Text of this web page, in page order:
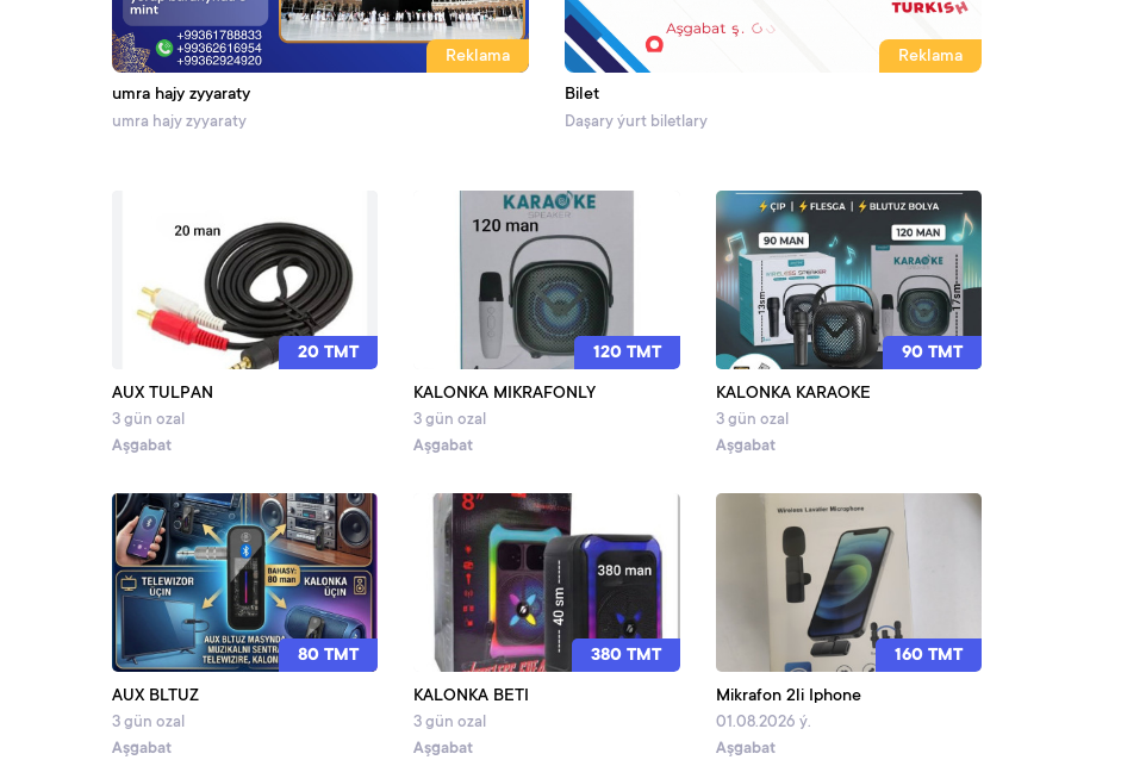
Reklama
umra hajy zyyaraty
umra hajy zyyaraty
Reklama
Bilet
Daşary ýurt biletlary
20 TMT
AUX TULPAN
3 gün ozal
Aşgabat
120 TMT
KALONKA MIKRAFONLY
3 gün ozal
Aşgabat
90 TMT
KALONKA KARAOKE
3 gün ozal
Aşgabat
80 TMT
AUX BLTUZ
3 gün ozal
Aşgabat
380 TMT
KALONKA BETI
3 gün ozal
Aşgabat
160 TMT
Mikrafon 2li Iphone
01.08.2026 ý.
Aşgabat